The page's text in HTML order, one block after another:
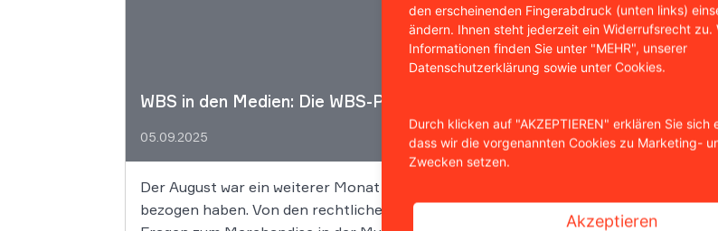
WBS in den Medien: Die WBS-Presseschau für den Monat August 2025
05.09.2025
Der August war ein weiterer Monat voller spannender Medienauftritte, bei denen
bezogen haben. Von den rechtlichen Fallstricken bei Dating-Portalen über den
den erscheinenden Fingerabdruck (unten links)
ändern. Ihnen steht jederzeit ein Widerrufsrecht zu.
Informationen finden Sie unter "MEHR", unserer
Datenschutzerklärung sowie unter Cookies.
Durch klicken auf "AKZEPTIEREN" erklären Sie sich
dass wir die vorgenannten Cookies zu Marketing-
Zwecken setzen.
Akzeptieren